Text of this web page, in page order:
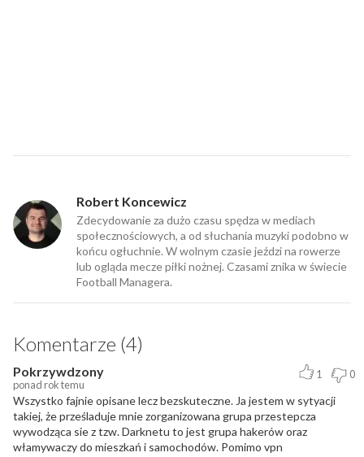
Robert Koncewicz
Zdecydowanie za dużo czasu spędza w mediach
społecznościowych, a od słuchania muzyki podobno w
końcu ogłuchnie. W wolnym czasie jeździ na rowerze
lub ogląda mecze piłki nożnej. Czasami znika w świecie
Football Managera.
Komentarze (4)
Pokrzywdzony
ponad rok temu
1 0
Wszystko fajnie opisane lecz bezskuteczne. Ja jestem w sytyacji
takiej, że prześladuje mnie zorganizowana grupa przestepcza
wywodząca sie z tzw. Darknetu to jest grupa hakerów oraz
włamywaczy do mieszkań i samochodów. Pomimo vpn